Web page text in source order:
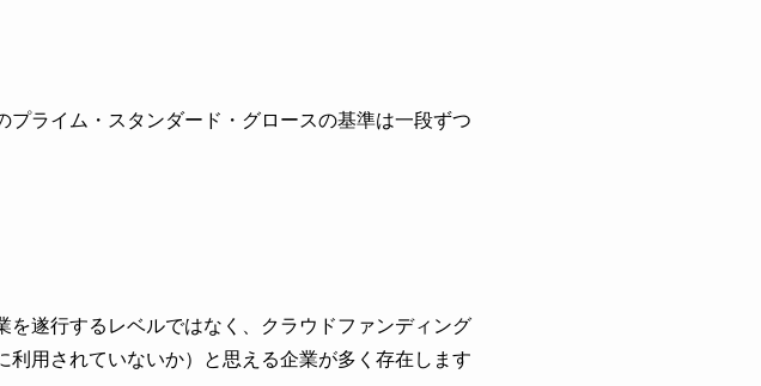
ライム・スタンダード・グロースの基準は一段ずつ
遂行するレベルではなく、クラウドファンディング
用されていないか）と思える企業が多く存在します